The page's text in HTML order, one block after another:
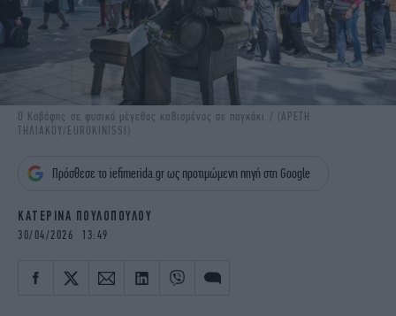
ΤΕΧΝΟΛΟΓΙΑ
ΥΓΕΙΑ
DESIGN
ΟΛΥΜΠΙΑΚΟΙ ΑΓΩΝΕΣ
EURO
GREEN
iAUTOKINITO
iOPINIONS
iGASTRONOMIE
iBOOKS
OSCARS
NEWSLETTER
Ο Καβάφης σε φυσικό μέγεθος καθισμένος σε παγκάκι / (ΑΡΕΤΗ
ΤΗΛIAΚΟΥ/EUROKINISSI)
Πρόσθεσε το iefimerida.gr ως προτιμώμενη πηγή στη Google
ΚΑΤΕΡΙΝΑ ΠΟΥΛΟΠΟΥΛΟΥ
30/04/2026 13:49